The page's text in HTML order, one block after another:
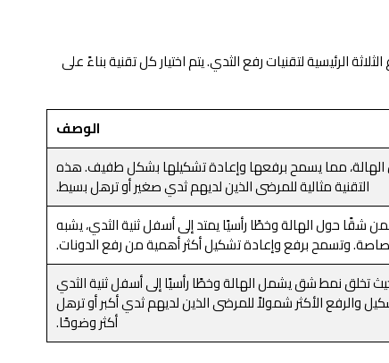
الرئيسية لتقنيات رفع الثدي. يتم اختيار كل تقنية بناءً على
الوصف
الهالة، مما يسمح برفعها وإعادة تشكيلها بشكل طفيف. هذه
التقنية مثالية للمرضى الذين لديهم ثدي صغير أو ترهل بسيط.
شقًا حول الهالة وخطًا رأسيًا يمتد إلى أسفل ثنية الثدي، يشبه
وتسمح برفع وإعادة تشكيل أكثر أهمية من رفع الدونات.
تخلق نمط شق يشمل الهالة وخطًا رأسيًا إلى أسفل ثنية الثدي
والرفع الأكثر شمولاً للمرضى الذين لديهم ثدي أكبر أو ترهل
أكثر وضوحًا.